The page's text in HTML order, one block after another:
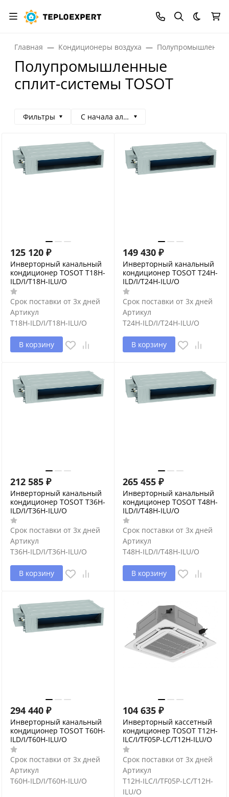
Темная
Главная Кондиционеры воздуха
Полупромышленные
сплит-системы TOSOT
Фильтры С начала алфавита
125 120 ₽
Инверторный канальный
кондиционер TOSOT T18H-
ILD/I/T18H-ILU/O
Срок поставки от 3х дней
Артикул
T18H-ILD/I/T18H-ILU/O
В корзину
149 430 ₽
Инверторный канальный
кондиционер TOSOT T24H-
ILD/I/T24H-ILU/O
Срок поставки от 3х дней
Артикул
T24H-ILD/I/T24H-ILU/O
В корзину
212 585 ₽
Инверторный канальный
кондиционер TOSOT T36H-
ILD/I/T36H-ILU/O
Срок поставки от 3х дней
Артикул
T36H-ILD/I/T36H-ILU/O
В корзину
265 455 ₽
Инверторный канальный
кондиционер TOSOT T48H-
ILD/I/T48H-ILU/O
Срок поставки от 3х дней
Артикул
T48H-ILD/I/T48H-ILU/O
В корзину
294 440 ₽
Инверторный канальный
кондиционер TOSOT T60H-
ILD/I/T60H-ILU/O
Срок поставки от 3х дней
Артикул
T60H-ILD/I/T60H-ILU/O
104 635 ₽
Инверторный кассетный
кондиционер TOSOT T12H-
ILC/I/TF05P-LC/T12H-ILU/O
Срок поставки от 3х дней
Артикул
T12H-ILC/I/TF05P-LC/T12H-
ILU/O